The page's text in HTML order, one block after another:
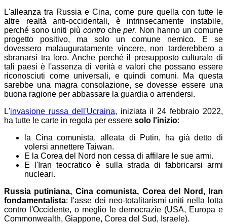
L'alleanza tra Russia e Cina, come pure quella con tutte le
altre realtà anti-occidentali, è intrinsecamente instabile,
perché sono uniti più controcheper. Non hanno un comune
progetto positivo, ma solo un comune nemico. E se
dovessero malauguratamente vincere, non tarderebbero a
sbranarsi tra loro. Anche perché il presupposto culturale di
tali paesi è l'assenza di verità e valori che possano essere
riconosciuti come universali, e quindi comuni. Ma questa
sarebbe una magra consolazione, se dovesse essere una
buona ragione per abbassare la guardia o arrendersi.
L'invasione russa dell'Ucraina, iniziata il 24 febbraio 2022,
ha tutte le carte in regola per essere solo l'inizio:
la Cina comunista, alleata di Putin, ha già detto di
volersi annettere Taiwan.
E la Corea del Nord non cessa di affilare le sue armi.
E l'Iran teocratico è sulla strada di fabbricarsi armi
nucleari.
Russia putiniana, Cina comunista, Corea del Nord, Iran
fondamentalista: l'asse dei neo-totalitarismi uniti nella lotta
contro l'Occidente, o meglio le democrazie (USA, Europa e
Commonwealth, Giappone, Corea del Sud, Israele).